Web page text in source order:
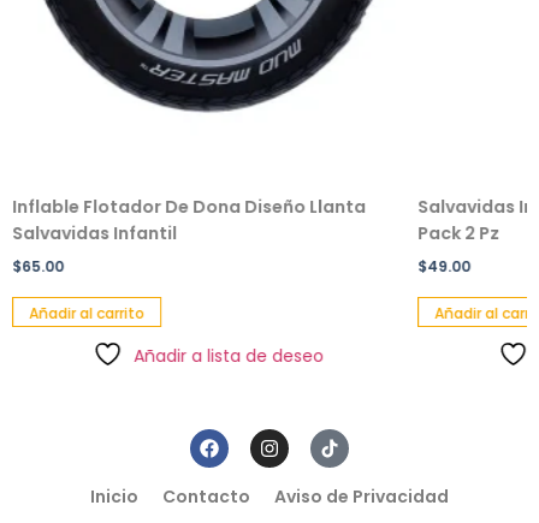
Inflable Flotador De Dona Diseño Llanta
Salvavidas Infantil
$65.00
Añadir al carrito
Añadir a lista de deseo
Salvavidas
Pack 2 Pz
$49.00
Añadir al
Inicio Contacto Aviso de Privacidad